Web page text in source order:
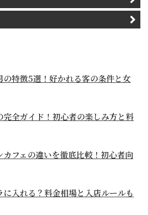
の特徴5選！好かれる客の条件と女
完全ガイド！初心者の楽しみ方と料
フェの違いを徹底比較！初心者向
入れる？料金相場と入店ルールも